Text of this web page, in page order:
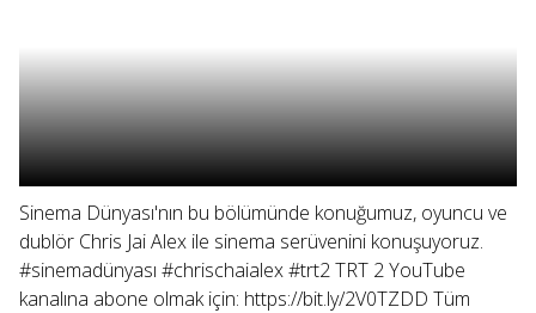
Sinema Dünyası'nın bu bölümünde konuğumuz, oyuncu ve
dublör Chris Jai Alex ile sinema serüvenini konuşuyoruz.
#sinemadünyası #chrischaialex #trt2 TRT 2 YouTube
kanalına abone olmak için: https://bit.ly/2V0TZDD Tüm